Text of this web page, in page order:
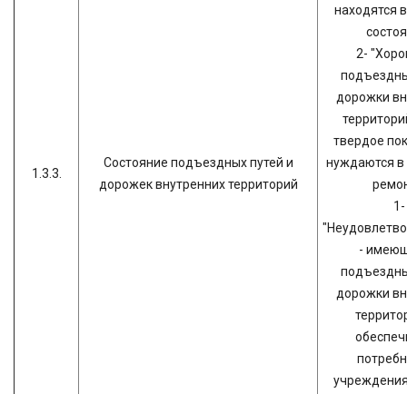
1.3.3.
Состояние подъездных путей и
дорожек внутренних территорий
находятся
2-
дорожки
твердое
нуждаются в
1-
-
дорожки